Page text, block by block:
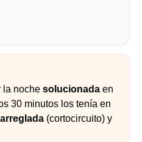
la noche solucionada en
30 minutos los tenía en
(cortocircuito) y